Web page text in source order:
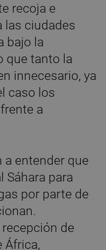
recoja e
las ciudades
bajo la
que tanto la
innecesario, ya
caso los
a
a entender que
Sáhara para
por parte de
de
África,